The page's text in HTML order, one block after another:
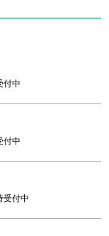
付中
付中
受付中